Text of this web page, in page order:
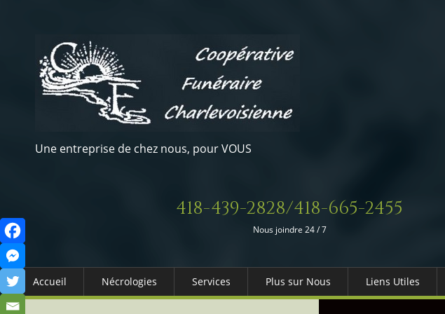
Une entreprise de chez nous, pour VOUS
418-439-2828/418-665-2455
Nous joindre 24 / 7
Accueil Nécrologies Services Plus sur Nous Liens Utiles